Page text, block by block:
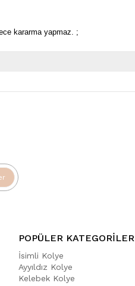
kararma yapmaz. ;
POPÜLER KATEGORİLER
İsimli Kolye
Ayyıldız Kolye
Kelebek Kolye